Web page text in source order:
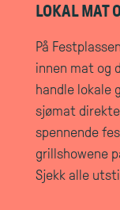
LOKAL MAT
På
innen mat og
handle lokale
sjømat
spennende
grillshowene
Sjekk alle